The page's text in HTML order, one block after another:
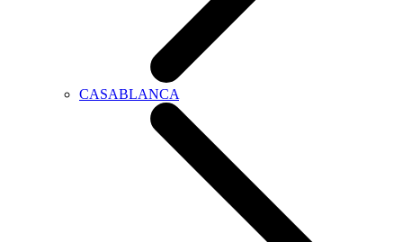
CASABLANCA